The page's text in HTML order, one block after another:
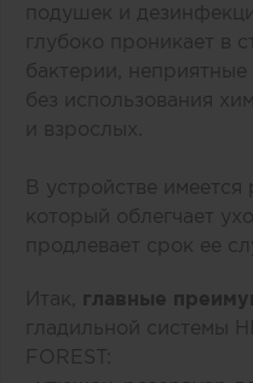
подушек и
глубоко проникает в
бактерии,
без использования
и взрослых.
В устройстве имеется
который облегчает
продлевает срок ее
Итак, главные
гладильной системы
FOREST: